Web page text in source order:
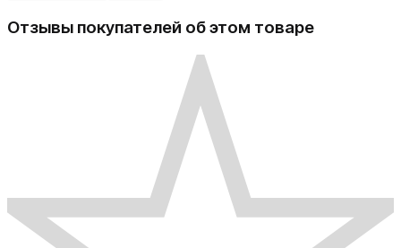
Отзывы покупателей об этом товаре